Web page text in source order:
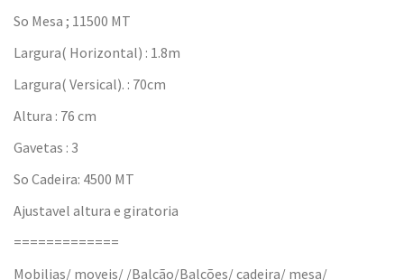
So Mesa ; 11500 MT
Largura( Horizontal) : 1.8m
Largura( Versical). : 70cm
Altura : 76 cm
Gavetas : 3
So Cadeira: 4500 MT
Ajustavel altura e giratoria
=============
Mobilias/ moveis/ /Balcão/Balcões/ cadeira/ mesa/